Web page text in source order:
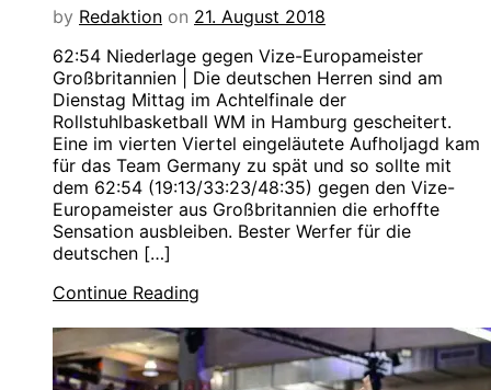
by Redaktion on 21. August 2018
62:54 Niederlage gegen Vize-Europameister
Großbritannien | Die deutschen Herren sind am
Dienstag Mittag im Achtelfinale der
Rollstuhlbasketball WM in Hamburg gescheitert.
Eine im vierten Viertel eingeläutete Aufholjagd kam
für das Team Germany zu spät und so sollte mit
dem 62:54 (19:13/33:23/48:35) gegen den Vize-
Europameister aus Großbritannien die erhoffte
Sensation ausbleiben. Bester Werfer für die
deutschen […]
Continue Reading